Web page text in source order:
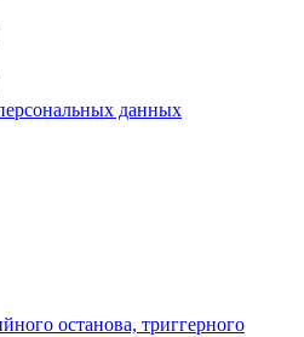
данных
останова, триггерного